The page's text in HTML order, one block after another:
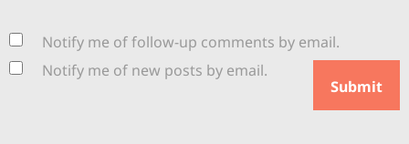
Notify me of follow-up comments by email.
Notify me of new posts by email.